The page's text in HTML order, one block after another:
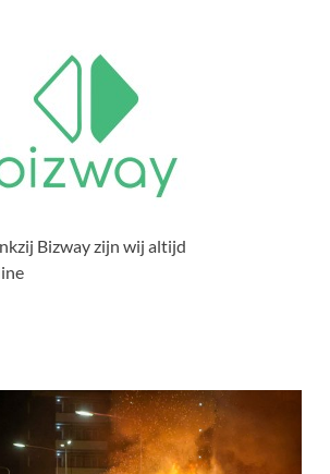
Bizway zijn wij altijd